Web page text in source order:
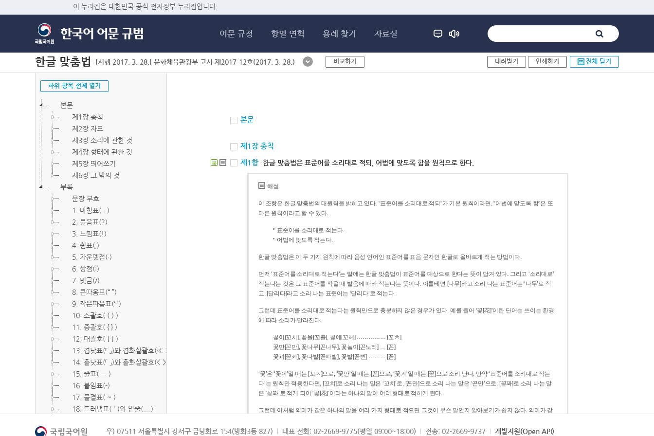
이 누리집은 대한민국 공식 전자정부 누리집입니다.
어문 규정 항별 연혁 용례 찾기 자료실
한글 맞춤법 [시행 2017. 3. 28.] 문화체육관광부 고시 제2017-12호(2017. 3. 28.) 비교하기 내려받기 인쇄하기 전체 닫기
하위 항목 전체 열기
본문
제1장 총칙
제2장 자모
제3장 소리에 관한 것
제4장 형태에 관한 것
제5장 띄어쓰기
제6장 그 밖의 것
부록
문장 부호
1. 마침표( . )
2. 물음표(?)
3. 느낌표(!)
4. 쉼표(,)
5. 가운뎃점(·)
6. 쌍점(:)
7. 빗금(/)
8. 큰따옴표(“ ”)
9. 작은따옴표(‘ ’)
10. 소괄호( ( ) )
11. 중괄호( { } )
12. 대괄호( [ ] )
13. 겹낫표(『 』)와 겹화살괄호(≪ ≫)
14. 홑낫표(「 」)와 홑화살괄호(< >)
15. 줄표( ― )
16. 붙임표(-)
17. 물결표( ~ )
18. 드러냄표( ˙ )와 밑줄(__)
20. 빠짐표( □ )
본문
제1장 총칙
북 제1항 한글 맞춤법은 표준어를 소리대로 적되, 어법에 맞도록 함을 원칙으로 한다.
해설
이 조항은 한글 맞춤법의 대원칙을 밝히고 있다. “표준어를 소리대로 적되”가 기본 원칙이라면, “어법에 맞도록 함”은 또
다른 원칙이라고 할 수 있다.
표준어를 소리대로 적는다.
어법에 맞도록 적는다.
한글 맞춤법은 이 두 가지 원칙에 따라 음성 언어인 표준어를 표음 문자인 한글로 올바르게 적는 방법이다.
먼저 ‘표준어를 소리대로 적는다’는 말에는 한글 맞춤법이 표준어를 대상으로 한다는 뜻이 담겨 있다. 그리고 ‘소리대로’
적는다는 것은 그 표준어를 적을 때 발음에 따라 적는다는 뜻이다. 이를테면 [나무]라고 소리 나는 표준어는 ‘나무’로 적
고, [달리다]라고 소리 나는 표준어는 ‘달리다’로 적는다.
그런데 표준어를 소리대로 적는다는 원칙만으로 충분하지 않은 경우가 있다. 예를 들어 ‘꽃[花]’이란 단어는 쓰이는 환경
에 따라 소리가 달라진다.
꽃이[꼬치], 꽃을[꼬츨], 꽃에[꼬체] …………… [꼬ㅊ]
꽃만[꼰만], 꽃나무[꼰나무], 꽃놀이[꼰노리] … [꼰]
꽃과[꼳꽈], 꽃다발[꼳따발], 꽃밭[꼳빧] ……… [꼳]
‘꽃’은 ‘꽃이’일 때는 [꼬ㅊ]으로, ‘꽃만’일 때는 [꼰]으로, ‘꽃과’일 때는 [꼳]으로 소리 난다. 만약 ‘표준어를 소리대로 적는
다’는 원칙만 적용한다면, [꼬치]로 소리 나는 말은 ‘꼬치’로, [꼰만]으로 소리 나는 말은 ‘꼰만’으로, [꼳꽈]로 소리 나는 말
은 ‘꼳꽈’로 적게 되어 ‘꽃[花]’이라는 하나의 말이 여러 형태로 적히게 된다.
그런데 이처럼 의미가 같은 하나의 말을 여러 가지 형태로 적으면 그것이 무슨 말인지 알아보기가 쉽지 않다. 의미가 같
되게 적는 것이 의미를 파악하는 데 효과적이다.
우) 07511 서울특별시 강서구 금낭화로 154(방화3동 827) 대표 전화: 02-2669-9775(평일 09:00~18:00) 전송: 02-2669-9737 개발지원(Open API)